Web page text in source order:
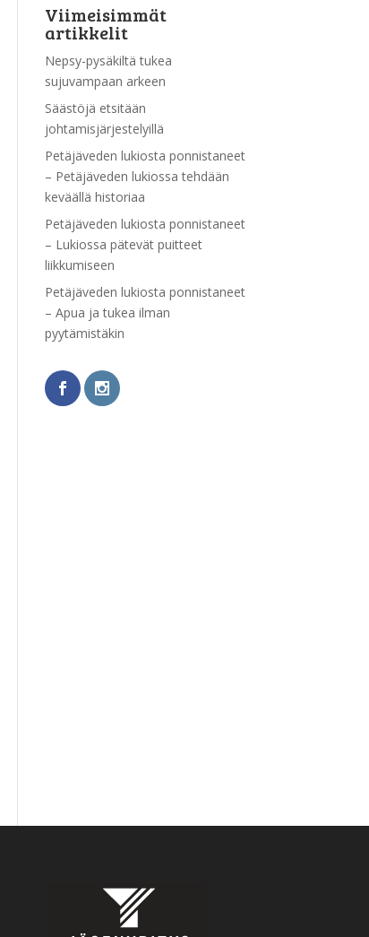
Viimeisimmät
artikkelit
Nepsy-pysäkiltä tukea
sujuvampaan arkeen
Säästöjä etsitään
johtamisjärjestelyillä
Petäjäveden lukiosta ponnistaneet
– Petäjäveden lukiossa tehdään
keväällä historiaa
Petäjäveden lukiosta ponnistaneet
– Lukiossa pätevät puitteet
liikkumiseen
Petäjäveden lukiosta ponnistaneet
– Apua ja tukea ilman
pyytämistäkin